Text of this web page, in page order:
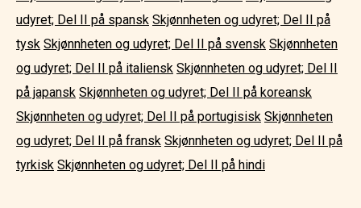
udyret; Del II på spansk Skjønnheten og udyret; Del II på
tysk Skjønnheten og udyret; Del II på svensk Skjønnheten
og udyret; Del II på italiensk Skjønnheten og udyret; Del II
på japansk Skjønnheten og udyret; Del II på koreansk
Skjønnheten og udyret; Del II på portugisisk Skjønnheten
og udyret; Del II på fransk Skjønnheten og udyret; Del II på
tyrkisk Skjønnheten og udyret; Del II på hindi